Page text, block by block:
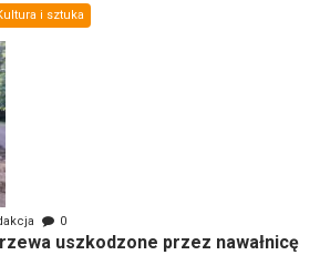
i sztuka
0
uszkodzone przez nawałnicę